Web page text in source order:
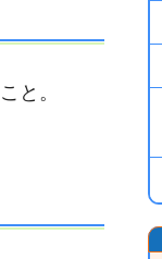
と。